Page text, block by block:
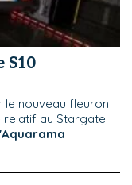
S10
le nouveau fleuron
relatif au Stargate
'Aquarama